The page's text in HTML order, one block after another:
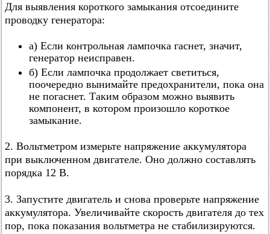
Для выявления короткого замыкания отсоедините
проводку генератора:
а) Если контрольная лампочка гаснет, значит,
генератор неисправен.
б) Если лампочка продолжает светиться,
поочередно вынимайте предохранители, пока она
не погаснет. Таким образом можно выявить
компонент, в котором произошло короткое
замыкание.
2. Вольтметром измерьте напряжение аккумулятора
при выключенном двигателе. Оно должно составлять
порядка 12 В.
3. Запустите двигатель и снова проверьте напряжение
аккумулятора. Увеличивайте скорость двигателя до тех
пор, пока показания вольтметра не стабилизируются.